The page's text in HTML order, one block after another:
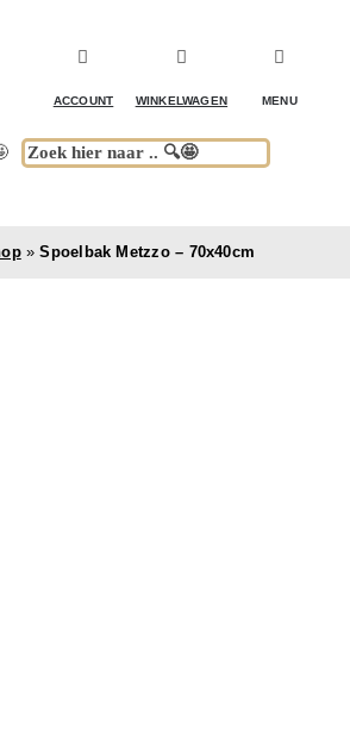
ACCOUNT WINKELWAGEN MENU
»Spoelbak Metzzo – 70x40cm